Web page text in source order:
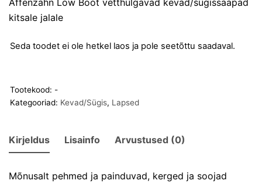
Affenzahn Low Boot vetthülgavad kevad/sügissaapad
kitsale jalale
Seda toodet ei ole hetkel laos ja pole seetõttu saadaval.
Tootekood: -
Kategooriad: Kevad/Sügis, Lapsed
Kirjeldus Lisainfo Arvustused (0)
Mõnusalt pehmed ja painduvad, kerged ja soojad